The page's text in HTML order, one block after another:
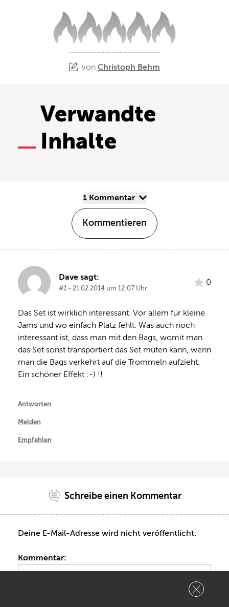
von Christoph Behm
Verwandte
Inhalte
1 Kommentar
Kommentieren
Dave sagt:
#1 - 21.02.2014 um 12:07 Uhr
0
Das Set ist wirklich interessant. Vor allem für kleine
Jams und wo einfach Platz fehlt. Was auch noch
interessant ist, dass man mit den Bags, womit man
das Set sonst transportiert das Set muten kann, wenn
man die Bags verkehrt auf die Trommeln aufzieht.
Ein schöner Effekt :-) !!
Antworten
Melden
Empfehlen
Schreibe einen Kommentar
Deine E-Mail-Adresse wird nicht veröffentlicht.
Kommentar: